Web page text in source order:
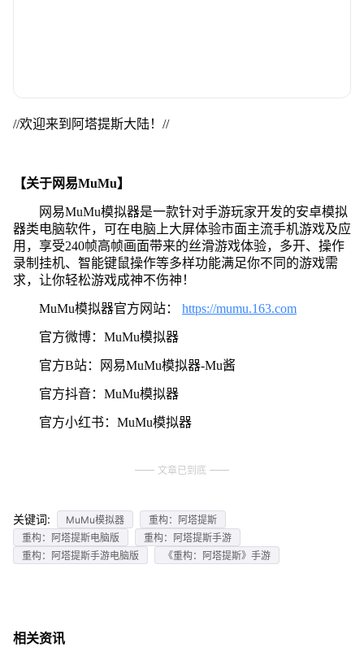
//欢迎来到阿塔提斯大陆！//
【关于网易MuMu】
网易MuMu模拟器是一款针对手游玩家开发的安卓模拟
器类电脑软件，可在电脑上大屏体验市面主流手机游戏及应
用，享受240帧高帧画面带来的丝滑游戏体验，多开、操作
录制挂机、智能键鼠操作等多样功能满足你不同的游戏需
求，让你轻松游戏成神不伤神！
MuMu模拟器官方网站： https://mumu.163.com
官方微博：MuMu模拟器
官方B站：网易MuMu模拟器-Mu酱
官方抖音：MuMu模拟器
官方小红书：MuMu模拟器
文章已到底
关键词: MuMu模拟器
重构：阿塔提斯
重构：阿塔提斯电脑版
重构：阿塔提斯手游
重构：阿塔提斯手游电脑版
《重构：阿塔提斯》手游
相关资讯